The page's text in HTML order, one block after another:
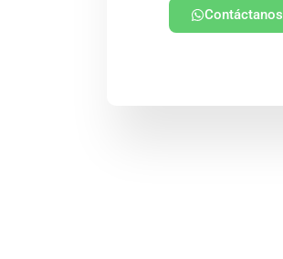
Contáctanos